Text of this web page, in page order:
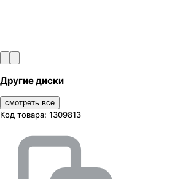
Другие диски
смотреть все
Код товара: 1309813